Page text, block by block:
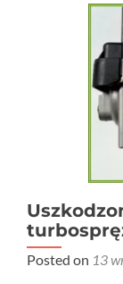
Posted on 13